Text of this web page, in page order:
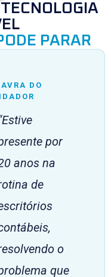
PARAR
DO
por
anos na
de
o
que